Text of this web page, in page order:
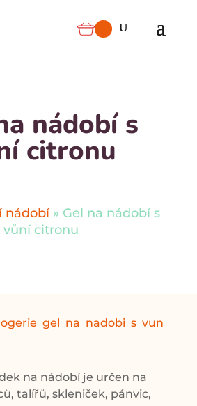
nádobí s
citronu
nádobí» Gel na nádobí s
vůní citronu
na nádobí je určen na
talířů, skleniček, pánvic,